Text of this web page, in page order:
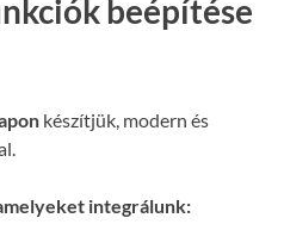
beépítése
készítjük, modern és
integrálunk: